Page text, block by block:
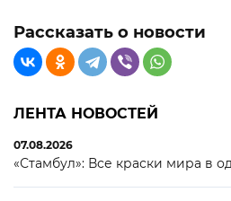
Рассказать о новости
ЛЕНТА НОВОСТЕЙ
07.08.2026
«Стамбул»: Все краски мира в